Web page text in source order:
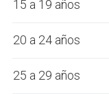
15 a 19 años
20 a 24 años
25 a 29 años